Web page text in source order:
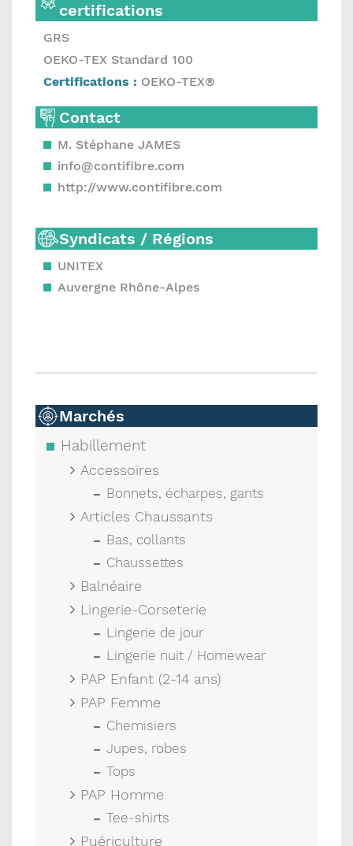
certifications
GRS
OEKO-TEX Standard 100
Certifications : OEKO-TEX®
Contact
M. Stéphane JAMES
info@contifibre.com
http://www.contifibre.com
Syndicats / Régions
UNITEX
Auvergne Rhône-Alpes
Marchés
Habillement
Accessoires
Bonnets, écharpes, gants
Articles Chaussants
Bas, collants
Chaussettes
Balnéaire
Lingerie-Corseterie
Lingerie de jour
Lingerie nuit / Homewear
PAP Enfant (2-14 ans)
PAP Femme
Chemisiers
Jupes, robes
Tops
PAP Homme
Tee-shirts
Puériculture